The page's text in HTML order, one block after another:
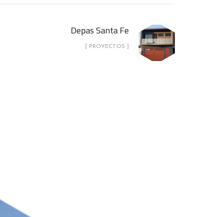
Depas Santa Fe
[ PROYECTOS ]